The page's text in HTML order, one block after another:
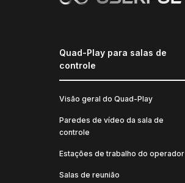
Quad-Play para salas de
controle
Visão geral do Quad-Play
Paredes de vídeo da sala de
controle
Estações de trabalho do operador
Salas de reunião